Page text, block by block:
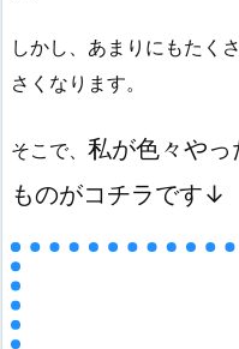
しかし、あまりにもたく
さくなります。
そこで、 私が色々や
ものがコチラです↓